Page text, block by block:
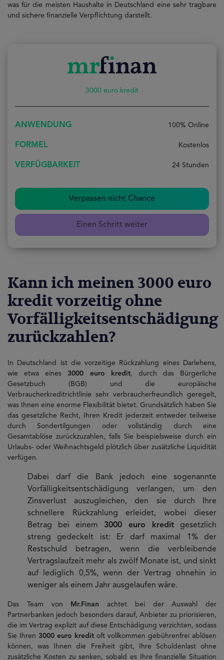
was für die meisten Haushalte in Deutschland eine sehr tragbare
und sichere finanzielle Verpflichtung darstellt.
3000 euro kredit
ANWENDUNG 100% Online
FORMEL Kostenlos
VERFÜGBARKEIT 24 Stunden
Verpassen nicht Chance
Einen Schritt weiter
Kann ich meinen 3000 euro
kredit vorzeitig ohne
Vorfälligkeitsentschädigung
zurückzahlen?
In Deutschland ist die vorzeitige Rückzahlung eines Darlehens,
wie etwa eines 3000 euro kredit, durch das Bürgerliche
Gesetzbuch (BGB) und die europäische
Verbraucherkreditrichtlinie sehr verbraucherfreundlich geregelt,
was Ihnen eine enorme Flexibilität bietet. Grundsätzlich haben Sie
das gesetzliche Recht, Ihren Kredit jederzeit entweder teilweise
durch Sondertilgungen oder vollständig durch eine
Gesamtablöse zurückzuzahlen, falls Sie beispielsweise durch ein
Urlaubs- oder Weihnachtsgeld plötzlich über zusätzliche Liquidität
verfügen.
Dabei darf die Bank jedoch eine sogenannte
Vorfälligkeitsentschädigung verlangen, um den
Zinsverlust auszugleichen, den sie durch Ihre
schnellere Rückzahlung erleidet, wobei dieser
Betrag bei einem 3000 euro kredit gesetzlich
streng gedeckelt ist: Er darf maximal 1% der
Restschuld betragen, wenn die verbleibende
Vertragslaufzeit mehr als zwölf Monate ist, und sinkt
auf lediglich 0,5%, wenn der Vertrag ohnehin in
weniger als einem Jahr ausgelaufen wäre.
Das Team von Mr.Finan achtet bei der Auswahl der
Partnerbanken jedoch besonders darauf, Anbieter zu priorisieren,
die im Vertrag explizit auf diese Entschädigung verzichten, sodass
Sie Ihren 3000 euro kredit oft vollkommen gebührenfrei ablösen
können, was Ihnen die Freiheit gibt, Ihre Schuldenlast ohne
zusätzliche Kosten zu senken, sobald es Ihre finanzielle Situation